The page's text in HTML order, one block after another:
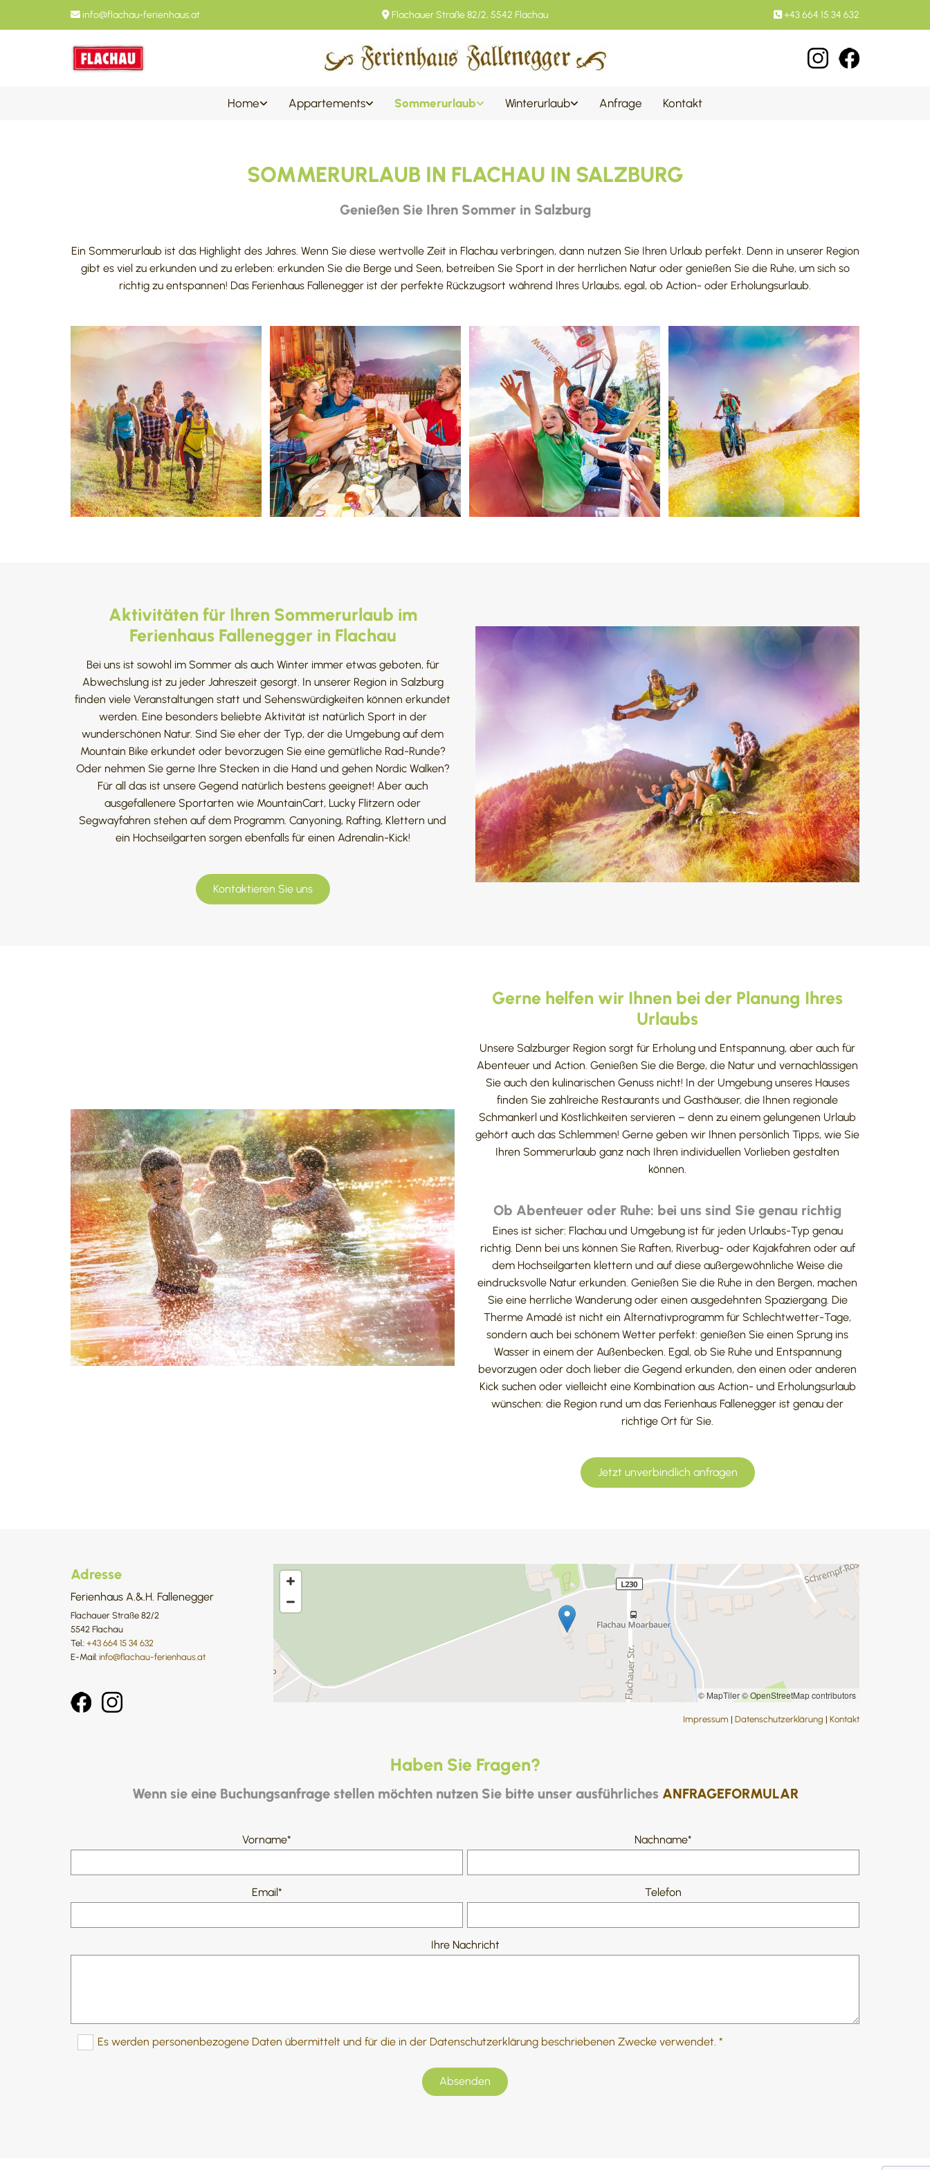
 info@flachau-ferienhaus.at  Flachauer Straße 82/2, 5542 Flachau  +43 664 15 34 632
Home Appartements Sommerurlaub Winterurlaub Anfrage Kontakt
SOMMERURLAUB IN FLACHAU IN SALZBURG
Genießen Sie Ihren Sommer in Salzburg
Ein Sommerurlaub ist das Highlight des Jahres. Wenn Sie diese wertvolle Zeit in Flachau verbringen, dann nutzen Sie Ihren Urlaub perfekt. Denn in unserer Region
gibt es viel zu erkunden und zu erleben: erkunden Sie die Berge und Seen, betreiben Sie Sport in der herrlichen Natur oder genießen Sie die Ruhe, um sich so
richtig zu entspannen! Das Ferienhaus Fallenegger ist der perfekte Rückzugsort während Ihres Urlaubs, egal, ob Action- oder Erholungsurlaub.
Aktivitäten für Ihren Sommerurlaub im
Ferienhaus Fallenegger in Flachau
Bei uns ist sowohl im Sommer als auch Winter immer etwas geboten, für
Abwechslung ist zu jeder Jahreszeit gesorgt. In unserer Region in Salzburg
finden viele Veranstaltungen statt und Sehenswürdigkeiten können erkundet
werden. Eine besonders beliebte Aktivität ist natürlich Sport in der
wunderschönen Natur. Sind Sie eher der Typ, der die Umgebung auf dem
Mountain Bike erkundet oder bevorzugen Sie eine gemütliche Rad-Runde?
Oder nehmen Sie gerne Ihre Stecken in die Hand und gehen Nordic Walken?
Für all das ist unsere Gegend natürlich bestens geeignet! Aber auch
ausgefallenere Sportarten wie MountainCart, Lucky Flitzern oder
Segwayfahren stehen auf dem Programm. Canyoning, Rafting, Klettern und
ein Hochseilgarten sorgen ebenfalls für einen Adrenalin-Kick!
Kontaktieren Sie uns
Gerne helfen wir Ihnen bei der Planung Ihres
Urlaubs
Unsere Salzburger Region sorgt für Erholung und Entspannung, aber auch für
Abenteuer und Action. Genießen Sie die Berge, die Natur und vernachlässigen
Sie auch den kulinarischen Genuss nicht! In der Umgebung unseres Hauses
finden Sie zahlreiche Restaurants und Gasthäuser, die Ihnen regionale
Schmankerl und Köstlichkeiten servieren – denn zu einem gelungenen Urlaub
gehört auch das Schlemmen! Gerne geben wir Ihnen persönlich Tipps, wie Sie
Ihren Sommerurlaub ganz nach Ihren individuellen Vorlieben gestalten
können.
Ob Abenteuer oder Ruhe: bei uns sind Sie genau richtig
Eines ist sicher: Flachau und Umgebung ist für jeden Urlaubs-Typ genau
richtig. Denn bei uns können Sie Raften, Riverbug- oder Kajakfahren oder auf
dem Hochseilgarten klettern und auf diese außergewöhnliche Weise die
eindrucksvolle Natur erkunden. Genießen Sie die Ruhe in den Bergen, machen
Sie eine herrliche Wanderung oder einen ausgedehnten Spaziergang. Die
Therme Amadé ist nicht ein Alternativprogramm für Schlechtwetter-Tage,
sondern auch bei schönem Wetter perfekt: genießen Sie einen Sprung ins
Wasser in einem der Außenbecken. Egal, ob Sie Ruhe und Entspannung
bevorzugen oder doch lieber die Gegend erkunden, den einen oder anderen
Kick suchen oder vielleicht eine Kombination aus Action- und Erholungsurlaub
wünschen: die Region rund um das Ferienhaus Fallenegger ist genau der
richtige Ort für Sie.
Jetzt unverbindlich anfragen
Adresse
Ferienhaus A.&.H. Fallenegger
Flachauer Straße 82/2
5542 Flachau
Tel.: +43 664 15 34 632
E-Mail: info@flachau-ferienhaus.at
© MapTiler© OpenStreetMap contributors
Impressum | Datenschutzerklärung | Kontakt
Haben Sie Fragen?
Wenn sie eine Buchungsanfrage stellen möchten nutzen Sie bitte unser ausführliches ANFRAGEFORMULAR
Vorname* Nachname*
Email* Telefon
Ihre Nachricht
Es werden personenbezogene Daten übermittelt und für die in der Datenschutzerklärung beschriebenen Zwecke verwendet. *